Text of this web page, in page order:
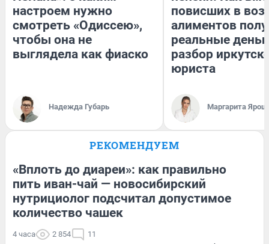
настроем нужно
смотреть «Одиссею»,
чтобы она не
выглядела как фиаско
Надежда Губарь
повисших в
алиментов
реальные
разбор
юриста
Маргарита
РЕКОМЕНДУЕМ
«Вплоть до диареи»: как правильно
пить иван-чай — новосибирский
нутрициолог подсчитал допустимое
количество чашек
4 часа 2 854 11